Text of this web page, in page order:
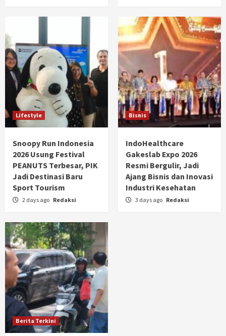
Lifestyle
Snoopy Run Indonesia
2026 Usung Festival
PEANUTS Terbesar, PIK
Jadi Destinasi Baru
Sport Tourism
2 days ago Redaksi
Bisnis
IndoHealthcare
Gakeslab Expo 2026
Resmi Bergulir, Jadi
Ajang Bisnis dan Inovasi
Industri Kesehatan
3 days ago Redaksi
Berita Terkini